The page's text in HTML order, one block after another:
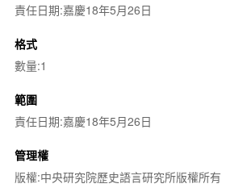
責任日期:嘉慶18年5月26日
格式
數量:1
範圍
責任日期:嘉慶18年5月26日
管理權
版權:中央研究院歷史語言研究所版權所有